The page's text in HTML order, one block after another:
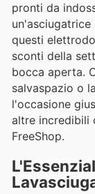
pronti da
questi
sconti della
bocca aperta.
salvaspazio o
l'occasione
altre incredibili
FreeShop.